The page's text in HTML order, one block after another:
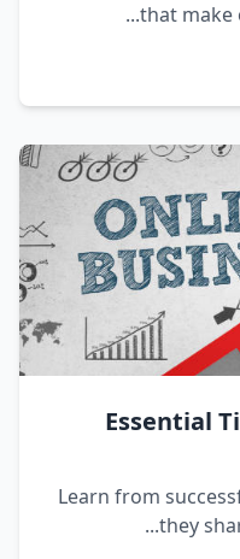
that make
Essential
Learn from
they